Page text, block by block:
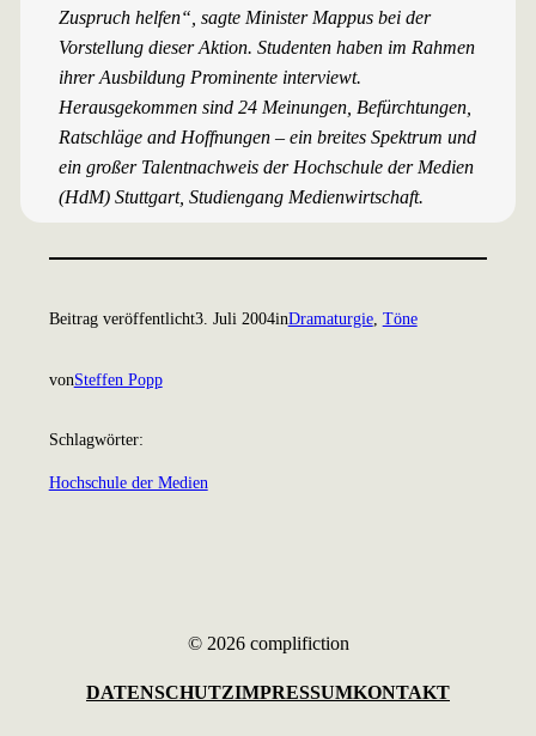
Zuspruch helfen“, sagte Minister Mappus bei der
Vorstellung dieser Aktion. Studenten haben im Rahmen
ihrer Ausbildung Prominente interviewt.
Herausgekommen sind 24 Meinungen, Befürchtungen,
Ratschläge and Hoffnungen – ein breites Spektrum und
ein großer Talentnachweis der Hochschule der Medien
(HdM) Stuttgart, Studiengang Medienwirtschaft.
Beitrag veröffentlicht3. Juli 2004inDramaturgie, Töne
vonSteffen Popp
Schlagwörter:
Hochschule der Medien
© 2026 complifiction
DATENSCHUTZIMPRESSUMKONTAKT